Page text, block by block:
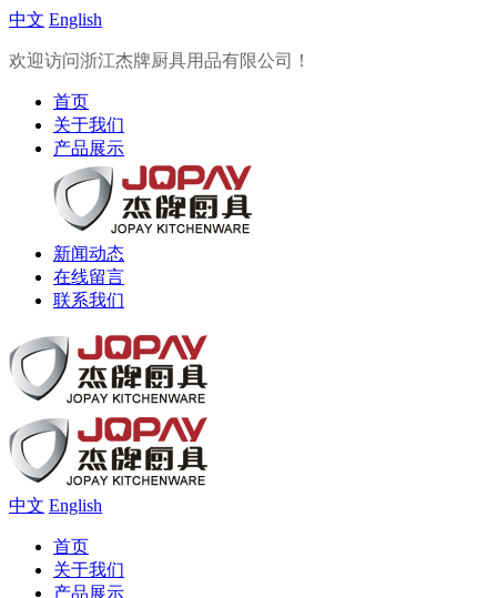
中文 English
欢迎访问浙江杰牌厨具用品有限公司！
首页
关于我们
产品展示
新闻动态
在线留言
联系我们
中文 English
首页
关于我们
产品展示